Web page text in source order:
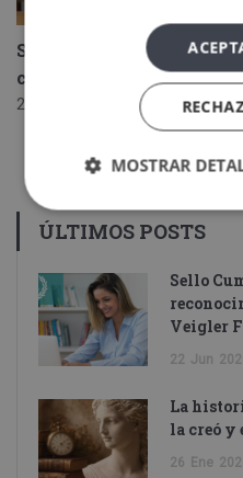
Sello Cum laude 2026:
compromiso de Veigler
22 junio, 2026
ÚLTIMOS POSTS
Sello
Veigler
22 Jun
La
la creó y
26 Ene
MOSTRAR